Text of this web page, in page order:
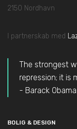
2150 Nordhavn
I partnerskab med
The strongest
repression; it is
- Barack Obama.
BOLIG & DESIGN